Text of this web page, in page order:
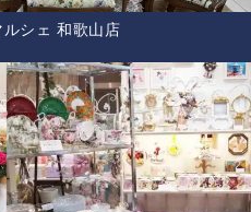
ルシェ 和歌山店